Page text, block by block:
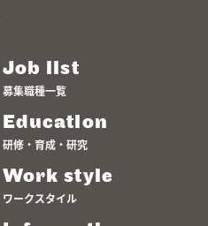
Job list
募集職種一覧
Education
研修・育成・研究
Work style
ワークスタイル